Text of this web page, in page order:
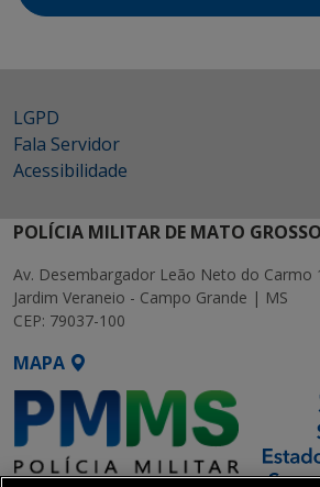
LGPD
Fala Servidor
Acessibilidade
POLÍCIA MILITAR DE MATO
Av. Desembargador Leão Neto do Carmo
Jardim Veraneio - Campo Grande | MS
CEP: 79037-100
MAPA